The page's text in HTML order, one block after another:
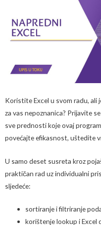
Koristite Excel u svom radu, ali
za vas nepoznanica? Prijavite
sve prednosti koje ovaj
povećajte efikasnost, uštedite
U samo deset susreta kroz
praktičan rad uz individualni
sljedeće:
sortiranje i filtriranje
korištenje lookup i Excel